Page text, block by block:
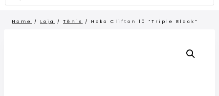
Home / Loja / Tênis / Hoka Clifton 10 “Triple Black”